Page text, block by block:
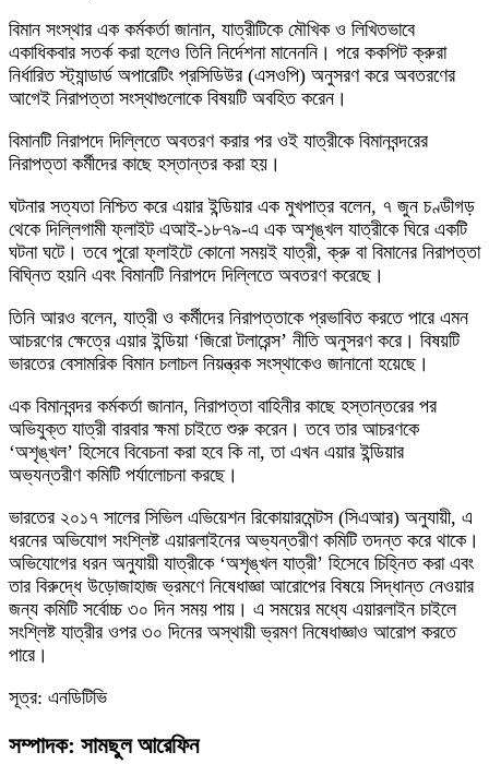
বিমান সংস্থার এক কর্মকর্তা জানান, যাত্রীটিকে মৌখিক ও লিখিতভাবে
একাধিকবার সতর্ক করা হলেও তিনি নির্দেশনা মানেননি। পরে ককপিট ক্রুরা
নির্ধারিত স্ট্যান্ডার্ড অপারেটিং প্রসিডিউর (এসওপি) অনুসরণ করে অবতরণের
আগেই নিরাপত্তা সংস্থাগুলোকে বিষয়টি অবহিত করেন।
বিমানটি নিরাপদে দিল্লিতে অবতরণ করার পর ওই যাত্রীকে বিমানবন্দরের
নিরাপত্তা কর্মীদের কাছে হস্তান্তর করা হয়।
ঘটনার সত্যতা নিশ্চিত করে এয়ার ইন্ডিয়ার এক মুখপাত্র বলেন, ৭ জুন চণ্ডীগড়
থেকে দিল্লিগামী ফ্লাইট এআই-১৮৭৯-এ এক অশৃঙ্খল যাত্রীকে ঘিরে একটি
ঘটনা ঘটে। তবে পুরো ফ্লাইটে কোনো সময়ই যাত্রী, ক্রু বা বিমানের নিরাপত্তা
বিঘ্নিত হয়নি এবং বিমানটি নিরাপদে দিল্লিতে অবতরণ করেছে।
তিনি আরও বলেন, যাত্রী ও কর্মীদের নিরাপত্তাকে প্রভাবিত করতে পারে এমন
আচরণের ক্ষেত্রে এয়ার ইন্ডিয়া ‘জিরো টলারেন্স’ নীতি অনুসরণ করে। বিষয়টি
ভারতের বেসামরিক বিমান চলাচল নিয়ন্ত্রক সংস্থাকেও জানানো হয়েছে।
এক বিমানবন্দর কর্মকর্তা জানান, নিরাপত্তা বাহিনীর কাছে হস্তান্তরের পর
অভিযুক্ত যাত্রী বারবার ক্ষমা চাইতে শুরু করেন। তবে তার আচরণকে
‘অশৃঙ্খল’ হিসেবে বিবেচনা করা হবে কি না, তা এখন এয়ার ইন্ডিয়ার
অভ্যন্তরীণ কমিটি পর্যালোচনা করছে।
ভারতের ২০১৭ সালের সিভিল এভিয়েশন রিকোয়ারমেন্টস (সিএআর) অনুযায়ী, এ
ধরনের অভিযোগ সংশ্লিষ্ট এয়ারলাইনের অভ্যন্তরীণ কমিটি তদন্ত করে থাকে।
অভিযোগের ধরন অনুযায়ী যাত্রীকে ‘অশৃঙ্খল যাত্রী’ হিসেবে চিহ্নিত করা এবং
তার বিরুদ্ধে উড়োজাহাজ ভ্রমণে নিষেধাজ্ঞা আরোপের বিষয়ে সিদ্ধান্ত নেওয়ার
জন্য কমিটি সর্বোচ্চ ৩০ দিন সময় পায়। এ সময়ের মধ্যে এয়ারলাইন চাইলে
সংশ্লিষ্ট যাত্রীর ওপর ৩০ দিনের অস্থায়ী ভ্রমণ নিষেধাজ্ঞাও আরোপ করতে
পারে।
সূত্র: এনডিটিভি
সম্পাদক: সামছুল আরেফিন